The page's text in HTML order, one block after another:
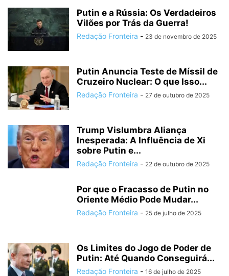
Putin e a Rússia: Os Verdadeiros
Vilões por Trás da Guerra!
Redação Fronteira - 23 de novembro de 2025
Putin Anuncia Teste de Míssil de
Cruzeiro Nuclear: O que Isso...
Redação Fronteira - 27 de outubro de 2025
Trump Vislumbra Aliança
Inesperada: A Influência de Xi
sobre Putin e...
Redação Fronteira - 22 de outubro de 2025
Por que o Fracasso de Putin no
Oriente Médio Pode Mudar...
Redação Fronteira - 25 de julho de 2025
Os Limites do Jogo de Poder de
Putin: Até Quando Conseguirá...
Redação Fronteira - 16 de julho de 2025